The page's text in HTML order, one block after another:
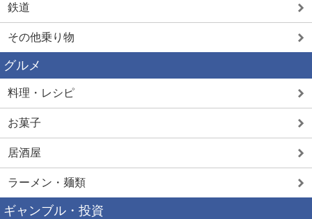
鉄道
その他乗り物
グルメ
料理・レシピ
お菓子
居酒屋
ラーメン・麺類
ギャンブル・投資